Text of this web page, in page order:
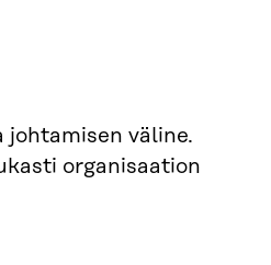
johtamisen väline.
organisaation